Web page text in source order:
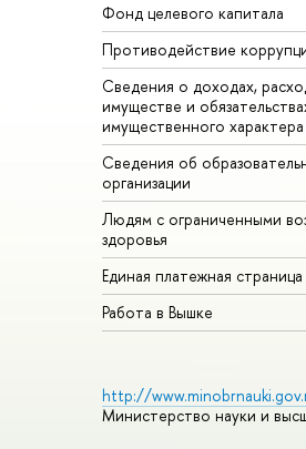
Фонд целевого капитала
Противодействие
Сведения о доходах,
имуществе и
имущественного характера
Сведения об
организации
Людям с ограниченными
здоровья
Единая платежная страница
Работа в Вышке
http://
Министерство науки и